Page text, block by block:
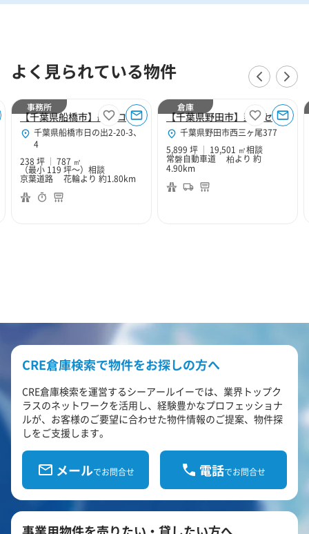
よく見られている物件
【千葉県船橋市】船橋ロジスティクス事務所区画
千葉県船橋市日の出2-20-3、
4
238 坪
787 ㎡
（最小 119 坪～） 相談
京葉道路 花輪より 約1.80km
事務所
【千葉県野田市】野田センター
千葉県野田市西三ヶ尾377
5,899 坪
19,501 ㎡相談
常磐自動車道 柏より 約
4.90km
倉庫
CRE倉庫検索で物件をお探しの方へ
CRE倉庫検索を運営するシーアールイーでは、業界トップク
ラスのネットワークを活用し、経験豊かなプロフェッショナ
ルが、お客様のご要望に合わせた物件情報のご提案、物件探
しをご支援します。
メールでお問合せ 電話でお問合せ